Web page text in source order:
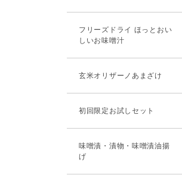
フリーズドライ ほっとおい
しいお味噌汁
玄米オリザーノあまざけ
初回限定お試しセット
味噌漬・漬物・味噌漬油揚
げ